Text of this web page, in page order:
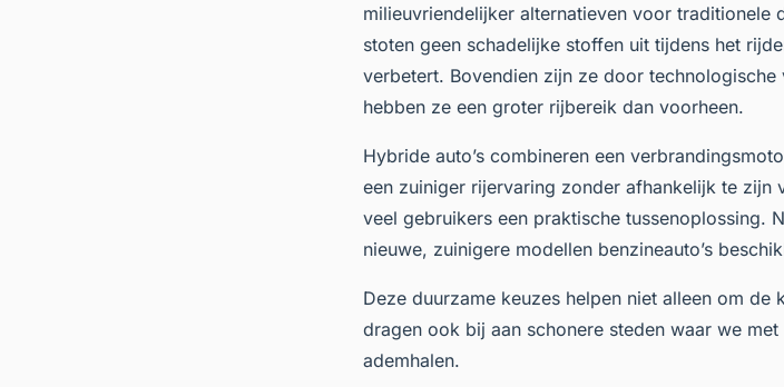
milieuvriendelijker alternatieven voor traditionele
stoten geen schadelijke stoffen uit tijdens het
verbetert. Bovendien zijn ze door
hebben ze een groter rijbereik dan voorheen.
Hybride auto’s combineren een
een zuiniger rijervaring zonder afhankelijk te
veel gebruikers een praktische tussenoplossing.
nieuwe, zuinigere modellen benzineauto’s
Deze duurzame keuzes helpen niet alleen om de
dragen ook bij aan schonere steden waar we
ademhalen.